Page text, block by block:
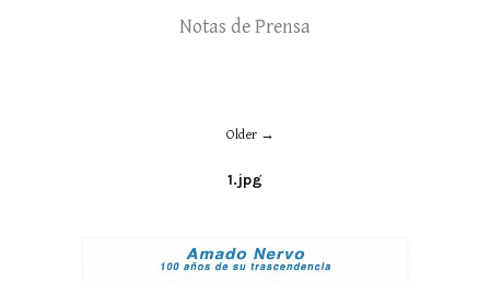
Notas de Prensa
Older
1.jpg